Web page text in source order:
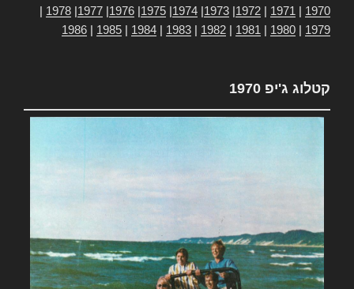
1970
1971
1972
1973
1974
1975
1976
1977
1978
1979
1980
1981
1982
1983
1984
1985
1986
קטלוג ג'יפ 1970